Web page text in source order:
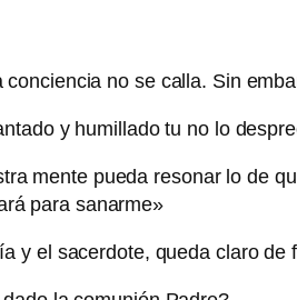
conciencia no se calla. Sin
y humillado tu no lo
mente pueda resonar lo de
para sanarme»
y el sacerdote, queda claro de